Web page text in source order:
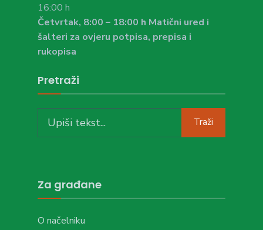
16:00 h
Četvrtak, 8:00 – 18:00 h Matični ured i
šalteri za ovjeru potpisa, prepisa i
rukopisa
Pretraži
for:
Traži
Za građane
O načelniku